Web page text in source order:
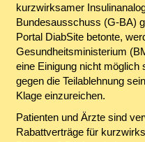
kurzwirksamer
Bundesausschuss (G-BA)
Portal DiabSite betonte,
Gesundheitsministerium
eine Einigung nicht möglich
gegen die Teilablehnung
Klage einzureichen.
Patienten und Ärzte sind
Rabattverträge für